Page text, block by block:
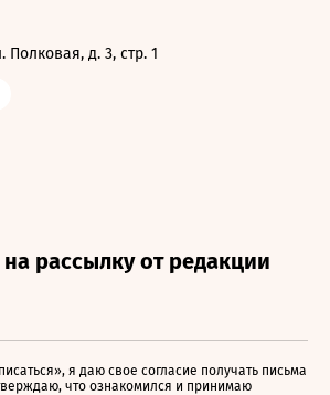
Полковая, д. 3, стр. 1
я даю свое согласие получать письма
что ознакомился и принимаю